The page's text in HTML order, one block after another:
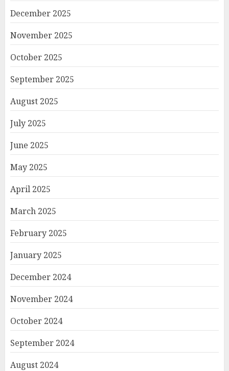
December 2025
November 2025
October 2025
September 2025
August 2025
July 2025
June 2025
May 2025
April 2025
March 2025
February 2025
January 2025
December 2024
November 2024
October 2024
September 2024
August 2024